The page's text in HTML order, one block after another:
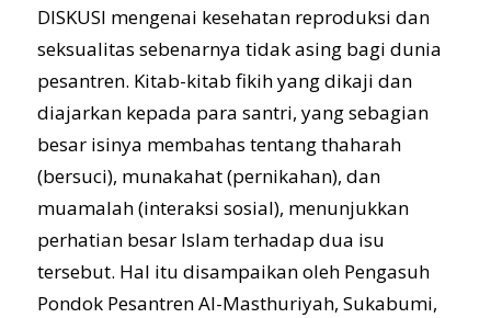
DISKUSI mengenai kesehatan reproduksi dan
seksualitas sebenarnya tidak asing bagi dunia
pesantren. Kitab-kitab fikih yang dikaji dan
diajarkan kepada para santri, yang sebagian
besar isinya membahas tentang thaharah
(bersuci), munakahat (pernikahan), dan
muamalah (interaksi sosial), menunjukkan
perhatian besar Islam terhadap dua isu
tersebut. Hal itu disampaikan oleh Pengasuh
Pondok Pesantren Al-Masthuriyah, Sukabumi,